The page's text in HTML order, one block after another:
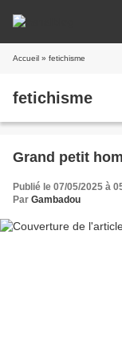
Accueil » fetichisme
fetichisme
Grand petit
Publié le 07/05/2025 à
Par Gambadou